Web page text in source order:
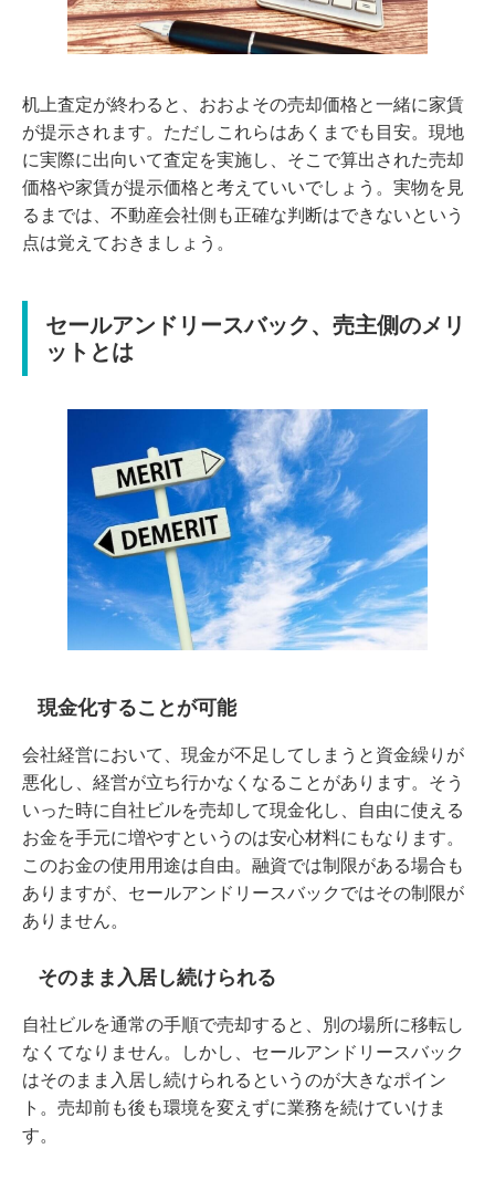
机上査定が終わると、おおよその売却価格と一緒に家賃
が提示されます。ただしこれらはあくまでも目安。現地
に実際に出向いて査定を実施し、そこで算出された売却
価格や家賃が提示価格と考えていいでしょう。実物を見
るまでは、不動産会社側も正確な判断はできないという
点は覚えておきましょう。
セールアンドリースバック、売主側のメリ
ットとは
現金化することが可能
会社経営において、現金が不足してしまうと資金繰りが
悪化し、経営が立ち行かなくなることがあります。そう
いった時に自社ビルを売却して現金化し、自由に使える
お金を手元に増やすというのは安心材料にもなります。
このお金の使用用途は自由。融資では制限がある場合も
ありますが、セールアンドリースバックではその制限が
ありません。
そのまま入居し続けられる
自社ビルを通常の手順で売却すると、別の場所に移転し
なくてなりません。しかし、セールアンドリースバック
はそのまま入居し続けられるというのが大きなポイン
ト。売却前も後も環境を変えずに業務を続けていけま
す。